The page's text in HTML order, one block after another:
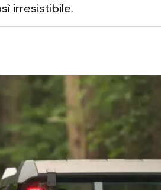
irresistibile.